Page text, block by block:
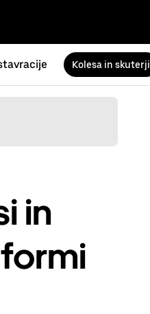
Kolesa in skuterji
in